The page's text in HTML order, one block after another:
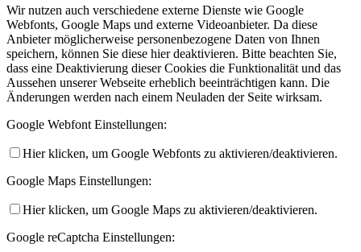
Wir nutzen auch verschiedene externe Dienste wie Google
Webfonts, Google Maps und externe Videoanbieter. Da diese
Anbieter möglicherweise personenbezogene Daten von Ihnen
speichern, können Sie diese hier deaktivieren. Bitte beachten Sie,
dass eine Deaktivierung dieser Cookies die Funktionalität und das
Aussehen unserer Webseite erheblich beeinträchtigen kann. Die
Änderungen werden nach einem Neuladen der Seite wirksam.
Google Webfont Einstellungen:
Hier klicken, um Google Webfonts zu aktivieren/deaktivieren.
Google Maps Einstellungen:
Hier klicken, um Google Maps zu aktivieren/deaktivieren.
Google reCaptcha Einstellungen: